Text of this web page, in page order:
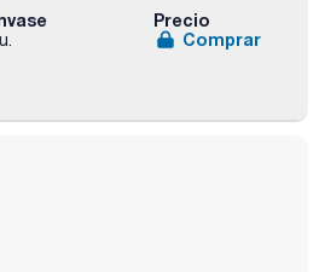
Precio
Comprar